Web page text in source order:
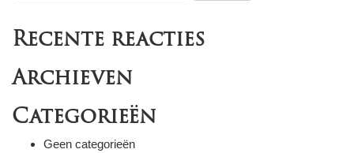
Recente reacties
Archieven
Categorieën
Geen categorieën